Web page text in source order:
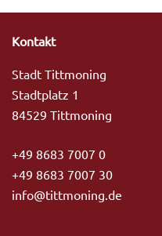
Kontakt
Stadt Tittmoning
Stadtplatz 1
84529 Tittmoning
+49 8683 7007 0
+49 8683 7007 30
info@tittmoning.de